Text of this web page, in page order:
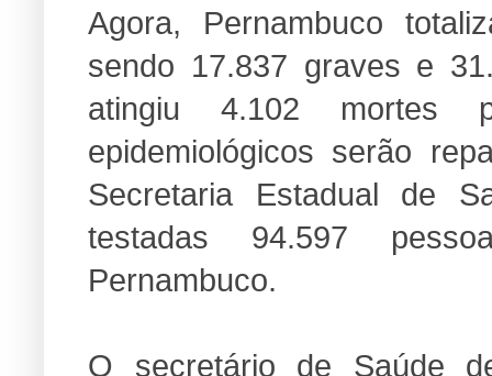
Agora, Pernambuco
sendo 17.837 graves e
atingiu 4.102 mortes
epidemiológicos serão
Secretaria Estadual de
testadas 94.597
Pernambuco.
O secretário de Saúde